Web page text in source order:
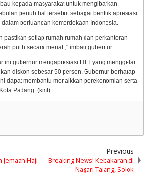
kepada masyarakat untuk mengibarkan
penuh hal tersebut sebagai bentuk apresiasi
dalam perjuangan kemerdekaan Indonesia.
pastikan setiap rumah-rumah dan perkantoran
putih secara meriah," imbau gubernur.
ini gubernur mengapresiasi HTT yang menggelar
diskon sebesar 50 persen. Gubernur berharap
dapat membantu menaikkan perekonomian serta
Padang. (kmf)
Haji
Previous
Breaking News! Kebakaran di
Nagari Talang, Solok